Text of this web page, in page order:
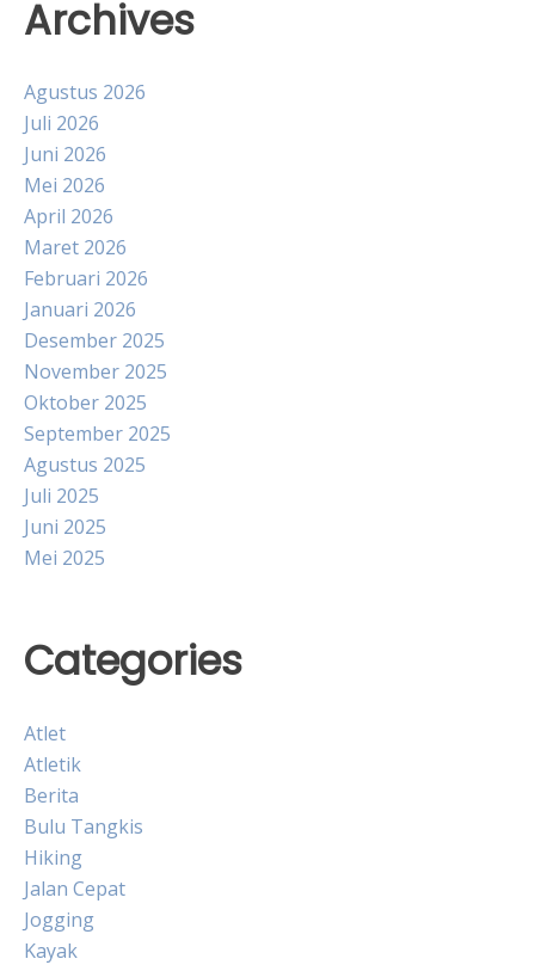
Archives
Agustus 2026
Juli 2026
Juni 2026
Mei 2026
April 2026
Maret 2026
Februari 2026
Januari 2026
Desember 2025
November 2025
Oktober 2025
September 2025
Agustus 2025
Juli 2025
Juni 2025
Mei 2025
Categories
Atlet
Atletik
Berita
Bulu Tangkis
Hiking
Jalan Cepat
Jogging
Kayak